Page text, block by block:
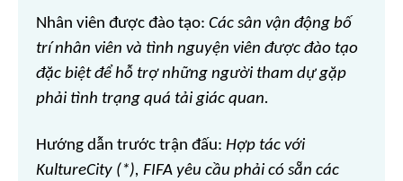
Nhân viên được đào tạo: Các sân vận động bố
trí nhân viên và tình nguyện viên được đào tạo
đặc biệt để hỗ trợ những người tham dự gặp
phải tình trạng quá tải giác quan.
Hướng dẫn trước trận đấu: Hợp tác với
KultureCity (*), FIFA yêu cầu phải có sẵn các